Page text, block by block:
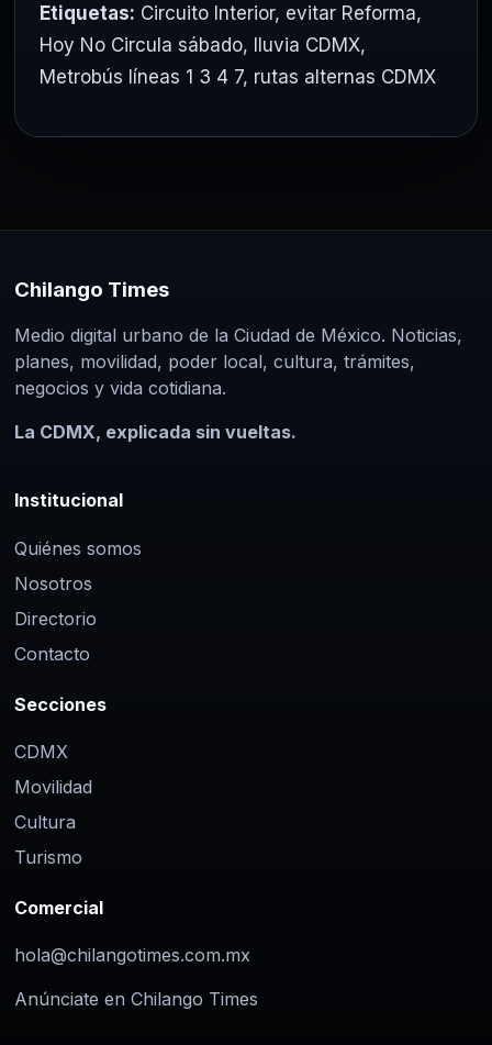
Etiquetas: Circuito Interior, evitar Reforma,
Hoy No Circula sábado, lluvia CDMX,
Metrobús líneas 1 3 4 7, rutas alternas CDMX
Chilango Times
Medio digital urbano de la Ciudad de México. Noticias,
planes, movilidad, poder local, cultura, trámites,
negocios y vida cotidiana.
La CDMX, explicada sin vueltas.
Institucional
Quiénes somos
Nosotros
Directorio
Contacto
Secciones
CDMX
Movilidad
Cultura
Turismo
Comercial
hola@chilangotimes.com.mx
Anúnciate en Chilango Times